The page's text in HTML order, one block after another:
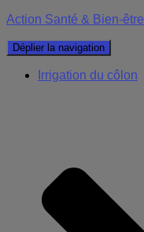
Action Santé & Bien-être
Déplier la navigation
Irrigation du côlon